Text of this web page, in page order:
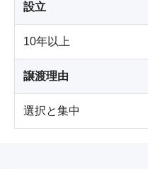
設立
10年以上
譲渡理由
選択と集中